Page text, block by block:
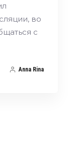
во
с
Anna Rina